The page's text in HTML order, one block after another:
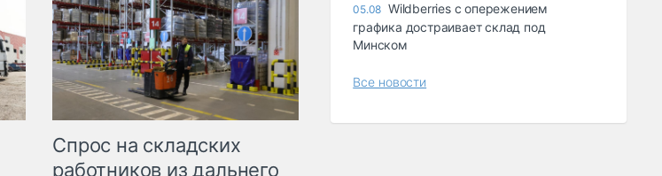
Спрос на складских
работников из дальнего
05.08 Wildberries с опережением
графика достраивает склад под
Минском
Все новости